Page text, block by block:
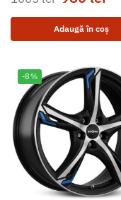
Adaugă în coș
-8%